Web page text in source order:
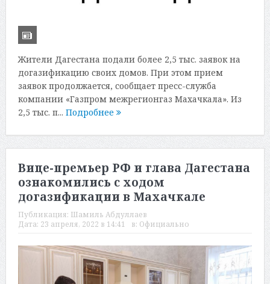
Жители Дагестана подали более 2,5 тыс. заявок на
догазификацию своих домов. При этом прием
заявок продолжается, сообщает пресс-служба
компании «Газпром межрегионгаз Махачкала». Из
2,5 тыс. п... Подробнее
Вице-премьер РФ и глава Дагестана
ознакомились с ходом
догазификации в Махачкале
Публикация: Шамиль Абдуллаев
Дата: 23 апреля, 2022 в 14:41 в: Официально